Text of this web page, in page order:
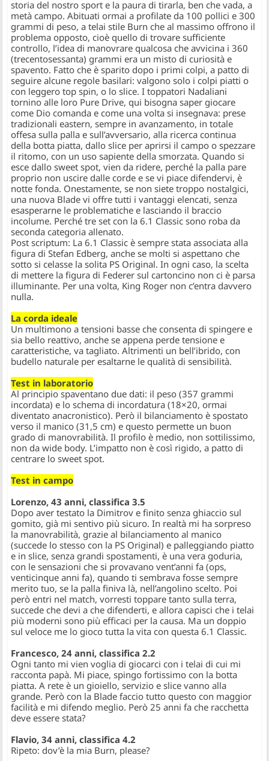
storia del nostro sport e la paura di tirarla, ben che vada, a
metà campo. Abituati ormai a profilate da 100 pollici e 300
grammi di peso, a telai stile Burn che al massimo offrono il
problema opposto, cioè quello di trovare sufficiente
controllo, l’idea di manovrare qualcosa che avvicina i 360
(trecentosessanta) grammi era un misto di curiosità e
spavento. Fatto che è sparito dopo i primi colpi, a patto di
seguire alcune regole basilari: valgono solo i colpi piatti o
con leggero top spin, o lo slice. I toppatori Nadaliani
tornino alle loro Pure Drive, qui bisogna saper giocare
come Dio comanda e come una volta si insegnava: prese
tradizionali eastern, sempre in avanzamento, in totale
offesa sulla palla e sull’avversario, alla ricerca continua
della botta piatta, dallo slice per aprirsi il campo o spezzare
il ritomo, con un uso sapiente della smorzata. Quando si
esce dallo sweet spot, vien da ridere, perché la palla pare
proprio non uscire dalle corde e se vi piace difendervi, è
notte fonda. Onestamente, se non siete troppo nostalgici,
una nuova Blade vi offre tutti i vantaggi elencati, senza
esasperarne le problematiche e lasciando il braccio
incolume. Perché tre set con la 6.1 Classic sono roba da
seconda categoria allenato.
Post scriptum: La 6.1 Classic è sempre stata associata alla
figura di Stefan Edberg, anche se molti si aspettano che
sotto si celasse la solita PS Original. In ogni caso, la scelta
di mettere la figura di Federer sul cartoncino non ci è parsa
illuminante. Per una volta, King Roger non c’entra davvero
nulla.
La corda ideale
Un multimono a tensioni basse che consenta di spingere e
sia bello reattivo, anche se appena perde tensione e
caratteristiche, va tagliato. Altrimenti un bell’ibrido, con
budello naturale per esaltarne le qualità di sensibilità.
Test in laboratorio
Al principio spaventano due dati: il peso (357 grammi
incordata) e lo schema di incordatura (18×20, ormai
diventato anacronistico). Però il bilanciamento è spostato
verso il manico (31,5 cm) e questo permette un buon
grado di manovrabilità. Il profilo è medio, non sottilissimo,
non da wide body. L’impatto non è così rigido, a patto di
centrare lo sweet spot.
Test in campo
Lorenzo, 43 anni, classifica 3.5
Dopo aver testato la Dimitrov e finito senza ghiaccio sul
gomito, già mi sentivo più sicuro. In realtà mi ha sorpreso
la manovrabilità, grazie al bilanciamento al manico
(succede lo stesso con la PS Original) e palleggiando piatto
e in slice, senza grandi spostamenti, è una vera goduria,
con le sensazioni che si provavano vent’anni fa (ops,
venticinque anni fa), quando ti sembrava fosse sempre
merito tuo, se la palla finiva là, nell’angolino scelto. Poi
però entri nel match, vorresti toppare tanto sulla terra,
succede che devi a che difenderti, e allora capisci che i telai
più moderni sono più efficaci per la causa. Ma un doppio
sul veloce me lo gioco tutta la vita con questa 6.1 Classic.
Francesco, 24 anni, classifica 2.2
Ogni tanto mi vien voglia di giocarci con i telai di cui mi
racconta papà. Mi piace, spingo fortissimo con la botta
piatta. A rete è un gioiello, servizio e slice vanno alla
grande. Però con la Blade faccio tutto questo con maggior
facilità e mi difendo meglio. Però 25 anni fa che racchetta
deve essere stata?
Flavio, 34 anni, classifica 4.2
Ripeto: dov’è la mia Burn, please?